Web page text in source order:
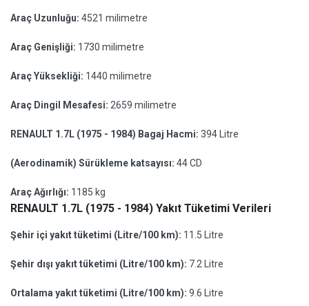
Araç Uzunluğu: 4521 milimetre
Araç Genişliği: 1730 milimetre
Araç Yüksekliği: 1440 milimetre
Araç Dingil Mesafesi: 2659 milimetre
RENAULT 1.7L (1975 - 1984) Bagaj Hacmi: 394 Litre
(Aerodinamik) Sürükleme katsayısı: 44 CD
Araç Ağırlığı: 1185 kg
RENAULT 1.7L (1975 - 1984) Yakıt Tüketimi Verileri
Şehir içi yakıt tüketimi (Litre/100 km): 11.5 Litre
Şehir dışı yakıt tüketimi (Litre/100 km): 7.2 Litre
Ortalama yakıt tüketimi (Litre/100 km): 9.6 Litre